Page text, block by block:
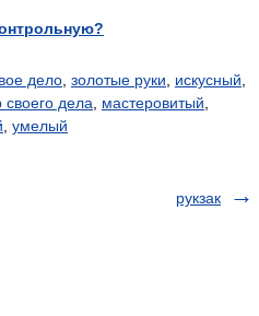
дело золотые руки искусный
своего дела мастеровитый
умелый
рукзак